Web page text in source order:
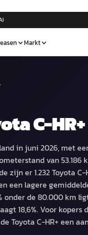
Markt
C-HR+
in juni 2026, met
van 53.186
er 1.232 Toyota C-
een lagere
onder de 80.000 km
18,6%. Voor kopers
Toyota C-HR+ een